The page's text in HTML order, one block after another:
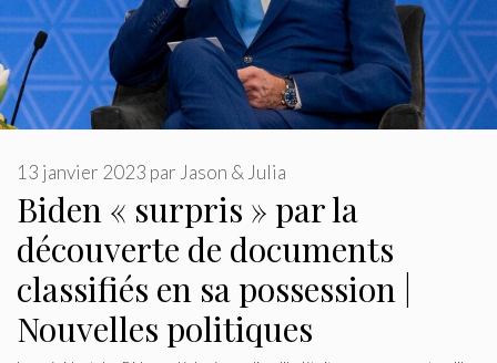
Biden « surpris » par la
découverte de documents
classifiés en sa possession |
Nouvelles politiques
13 janvier 2023 par Jason & Julia